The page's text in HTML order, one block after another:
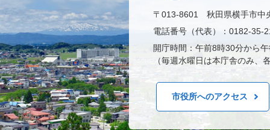
〒013-8601 秋田県横手市中
電話番号（代表）：0182-
開庁時間：午前8時30分から
（毎週水曜日は本庁舎のみ、
市役所へのアクセス